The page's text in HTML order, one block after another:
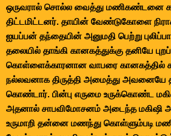
ஒருவரால் சொல்ல வைத்து மணிகண்டனை
திட்டமிட்டனர். தாயின் வேண்டுகோளை
ஐயப்பன் தந்தையின் அனுமதி பெற்று
தலையில் தாங்கி கானகத்துக்கு தனியே
கொள்ளைக்காரனான வாபரை கானகத்தில்
நல்லவனாக திருத்தி அமைத்து
கொண்டார். பின்பு எருமை உருக்கொண்ட
அதனால் சாபவிமோசனம் அடைந்த மகிஷி
உருமாறி தன்னை மணந்து கொள்ளும்படி